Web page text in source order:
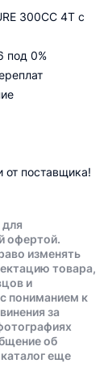
300CC 4T с
под 0%
поставщика!
офертой.
изменять
товара,
и
пониманием к
за
об
еще